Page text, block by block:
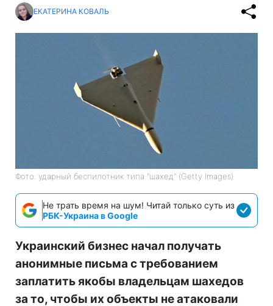
ЕКАТЕРИНА КОВАЛЬ
Фото: ударный беспилотник типа "шахед" (Getty Images)
Не трать время на шум! Читай только суть из
РБК-Украина в Google
Украинский бизнес начал получать
анонимные письма с требованием
заплатить якобы владельцам шахедов
за то, чтобы их объекты не атаковали